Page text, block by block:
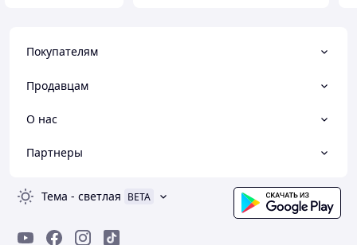
Покупателям
Продавцам
О нас
Партнеры
Тема - светлая BETA